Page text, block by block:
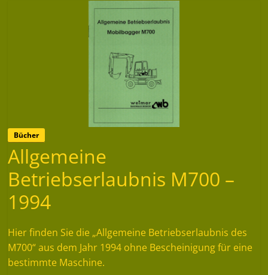
Bücher
Allgemeine
Betriebserlaubnis M700 –
1994
Hier finden Sie die „Allgemeine Betriebserlaubnis des
M700“ aus dem Jahr 1994 ohne Bescheinigung für eine
bestimmte Maschine.